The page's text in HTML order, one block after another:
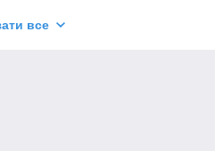
справою засновників
все